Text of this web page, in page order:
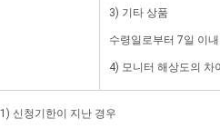
3) 기타 상품
수령일로부터 7일 이
4) 모니터 해상도의 차
1) 신청기한이 지난 경우